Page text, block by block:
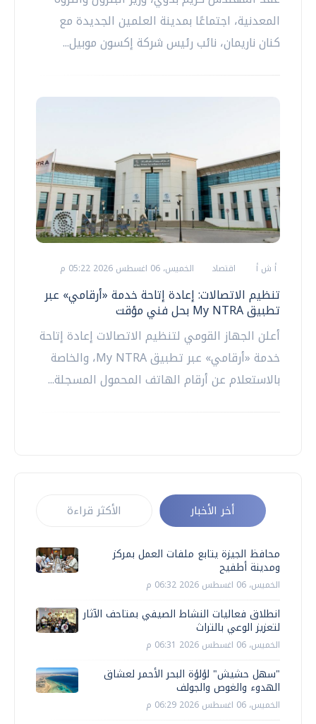
المعدنية، اجتماعًا بمدينة العلمين الجديدة مع
كنان ناريمان، نائب رئيس شركة إكسون موبيل...
أ ش أ اقتصاد الخميس، 06 اغسطس 2026 05:22 م
تنظيم الاتصالات: إعادة إتاحة خدمة «أرقامي» عبر
تطبيق My NTRA بحل فني مؤقت
أعلن الجهاز القومي لتنظيم الاتصالات إعادة إتاحة
خدمة «أرقامي» عبر تطبيق My NTRA، والخاصة
بالاستعلام عن أرقام الهاتف المحمول المسجلة...
أخر الأخبار الأكثر قراءة
محافظ الجيزة يتابع ملفات العمل بمركز
ومدينة أطفيح
الخميس، 06 اغسطس 2026 06:32 م
انطلاق فعاليات النشاط الصيفي بمتاحف الآثار
لتعزيز الوعي بالتراث
الخميس، 06 اغسطس 2026 06:31 م
"سهل حشيش" لؤلؤة البحر الأحمر لعشاق
الهدوء والغوص والجولف
الخميس، 06 اغسطس 2026 06:29 م